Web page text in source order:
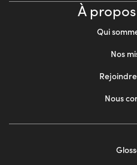
À
Qui
Nos
Nous